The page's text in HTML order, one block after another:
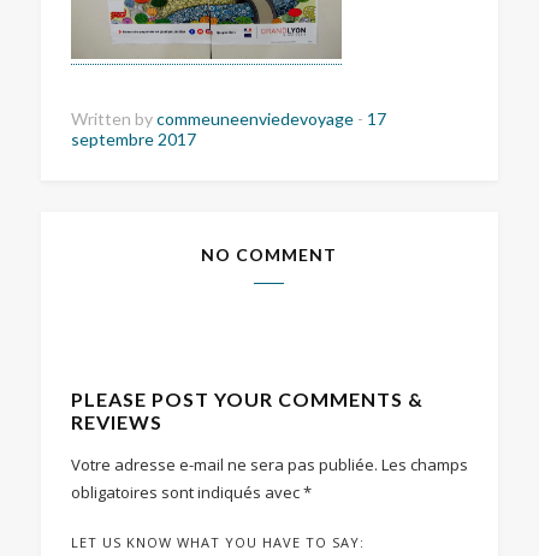
Written bycommeuneenviedevoyage - 17
septembre 2017
NO COMMENT
PLEASE POST YOUR COMMENTS &
REVIEWS
Votre adresse e-mail ne sera pas publiée. Les champs
obligatoires sont indiqués avec*
LET US KNOW WHAT YOU HAVE TO SAY: